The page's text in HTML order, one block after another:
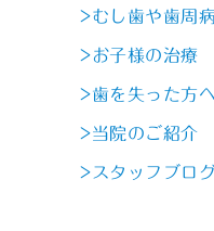
>むし歯や歯周
>お子様の治療
>歯を失った方へ
>当院のご紹介
>スタッフブログ